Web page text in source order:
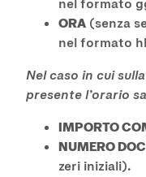
ORA (senza
nel formato
Nel caso in cui
presente l’orario
IMPORTO
NUMERO
zeri iniziali).